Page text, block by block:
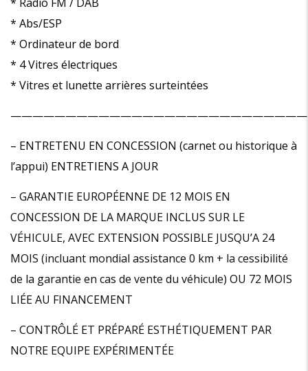
* Abs/ESP
* Ordinateur de bord
* 4 Vitres électriques
* Vitres et lunette arrières surteintées
– ENTRETENU EN CONCESSION (carnet ou historique à
l’appui) ENTRETIENS A JOUR
– GARANTIE EUROPÉENNE DE 12 MOIS EN
CONCESSION DE LA MARQUE INCLUS SUR LE
VÉHICULE, AVEC EXTENSION POSSIBLE JUSQU’A 24
MOIS (incluant mondial assistance 0 km + la cessibilité
de la garantie en cas de vente du véhicule) OU 72 MOIS
LIÉE AU FINANCEMENT
– CONTRÔLÉ ET PRÉPARÉ ESTHÉTIQUEMENT PAR
NOTRE EQUIPE EXPÉRIMENTÉE